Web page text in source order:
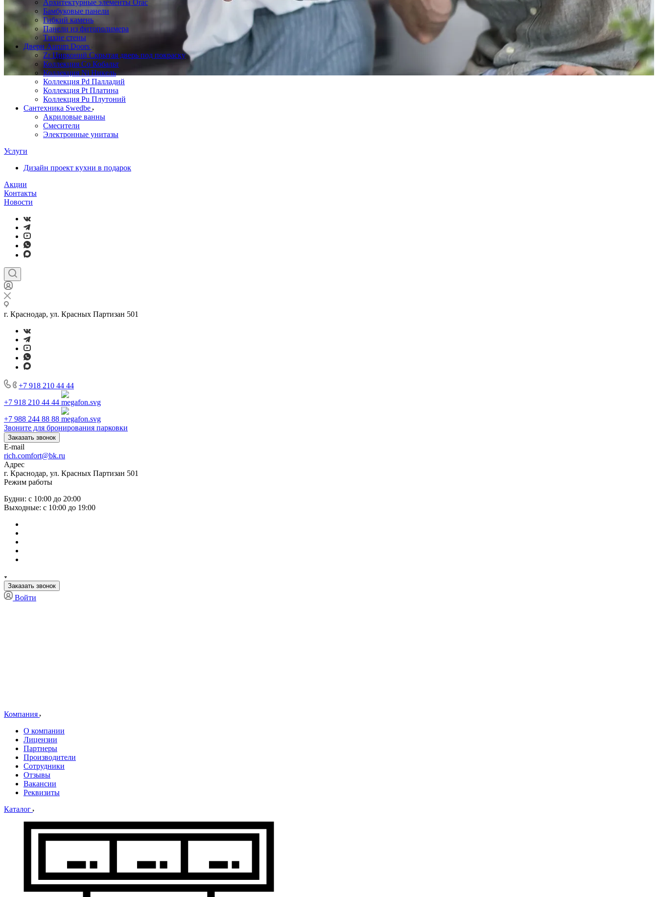
Архитектурные элементы Orac
Бамбуковые панели
Гибкий камень
Панели из фитополимера
Тихие стены
Двери Aurum Doors
Zr Цирконий Скрытая дверь под покраску
Коллекция Co Кобальт
Коллекция Ni Никель
Коллекция Pd Палладий
Коллекция Pt Платина
Коллекция Pu Плутоний
Сантехника Swedbe
Акриловые ванны
Смесители
Электронные унитазы
Услуги
Дизайн проект кухни в подарок
Акции
Контакты
Новости
г. Краснодар, ул. Красных Партизан 501
+7 918 210 44 44
+7 918 210 44 44
+7 988 244 88 88
Звоните для бронирования парковки
Заказать звонок
E-mail
rich.comfort@bk.ru
Адрес
г. Краснодар, ул. Красных Партизан 501
Режим работы
Будни: с 10:00 до 20:00
Выходные: с 10:00 до 19:00
Заказать звонок
Войти
Компания
О компании
Лицензии
Партнеры
Производители
Сотрудники
Отзывы
Вакансии
Реквизиты
Каталог